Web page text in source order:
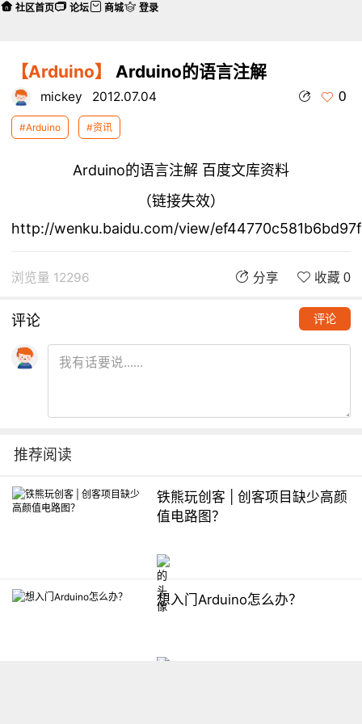
【Arduino】 Arduino的语言注解
mickey 2012.07.04 0
#Arduino #资讯
Arduino的语言注解 百度文库资料
（链接失效）
http://wenku.baidu.com/view/
浏览量 12296 分享 收藏 0
评论 评论
推荐阅读
铁熊玩创客 | 创客项目缺少高颜
值电路图？
想入门Arduino怎么办？
社区首页 论坛 商城 登录